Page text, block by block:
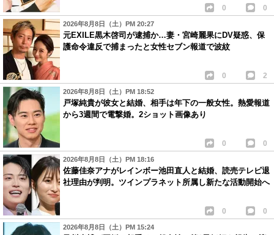
0 0
2026年8月8日（土）PM 20:27
元EXILE黒木啓司が逮捕か…妻・宮崎麗果にDV疑惑、保
護命令違反で捕まったと女性セブン報道で波紋
0 2
2026年8月8日（土）PM 18:52
戸塚純貴が彼女と結婚、相手は年下の一般女性。熱愛報道
から3週間で電撃婚。2ショット画像あり
0 0
2026年8月8日（土）PM 18:16
佐藤佳奈アナがレインボー池田直人と結婚、読売テレビ退
社理由が判明。ツインプラネット所属し新たな活動開始へ
0 0
2026年8月8日（土）PM 15:24